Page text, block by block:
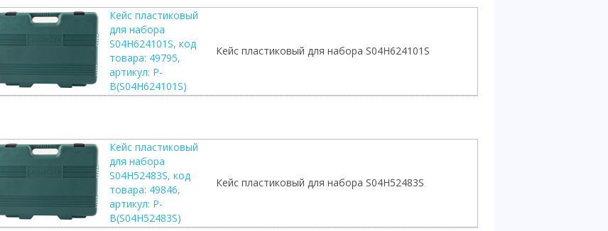
Кейс пластиковый
для набора
S04H624101S, код
товара: 49795,
артикул: P-
B(S04H624101S)
Кейс пластиковый для набора S04H624101S
Кейс пластиковый
для набора
S04H52483S, код
товара: 49846,
артикул: P-
B(S04H52483S)
Кейс пластиковый для набора S04H52483S